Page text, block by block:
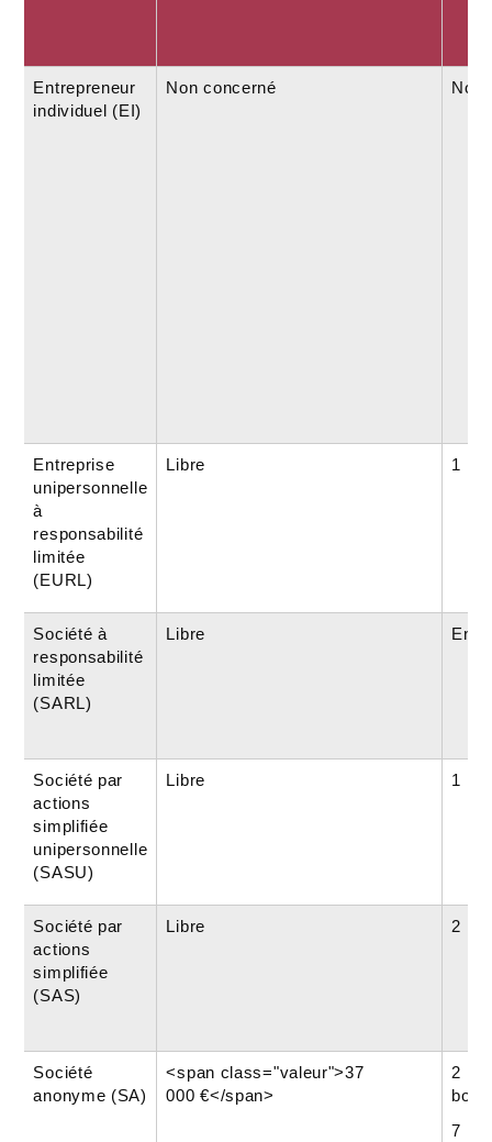
Entrepreneur
individuel (EI)
Non concerné Non
Entreprise
unipersonnelle
à
responsabilité
limitée
(EURL)
Libre 1
Société à
responsabilité
limitée
(SARL)
Libre
Société par
actions
simplifiée
unipersonnelle
(SASU)
Libre 1
Société par
actions
simplifiée
(SAS)
Libre 2
Société
anonyme (SA)
<span class="valeur">37
000 €</span>
2
7